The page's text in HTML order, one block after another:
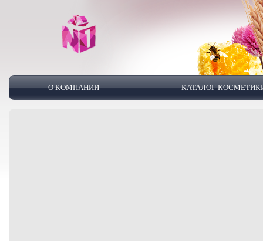
О КОМПАНИИ КАТАЛОГ